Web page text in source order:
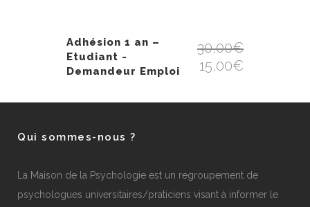
Adhésion 1 an –
Etudiant -
Demandeur Emploi
30,00€
15,00€
Qui sommes-nous ?
La Maison de la Psychologie est un regroupement de
psychologues universitaires/praticiens visant à informer le